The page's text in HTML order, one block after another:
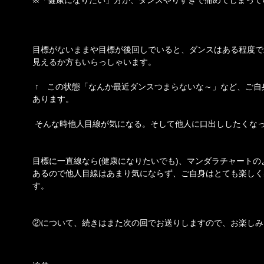
目標がないままや目標が後回しでいると、ダンスはある程度
見えるか方もいらっしゃいます。
↑ この状態「なんか最近ダンスつまらないな～」など、ご自
あります。
そんな時他人目線が気になる。そして他人に口出ししたくな
目標に一直線なら(健康になりたいでも)、マンダラチャート
あるので他人目線はあまり気にならず、ご自身はとても楽し
す。
②について、続きはまた次の回でお送りしますので、お楽し